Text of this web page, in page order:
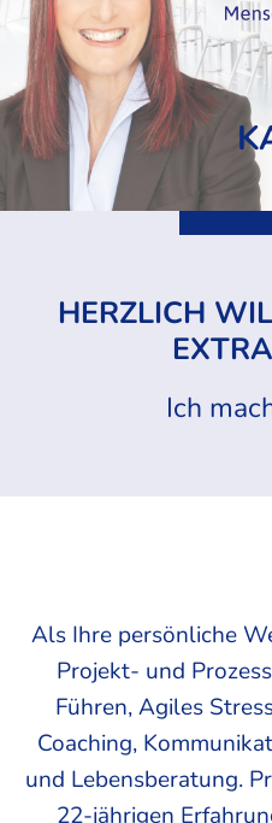
HERZLICH
Ich
Als Ihre persönliche
Projekt- und
Führen, Agiles
Coaching,
und Lebensberatung.
22-jährigen